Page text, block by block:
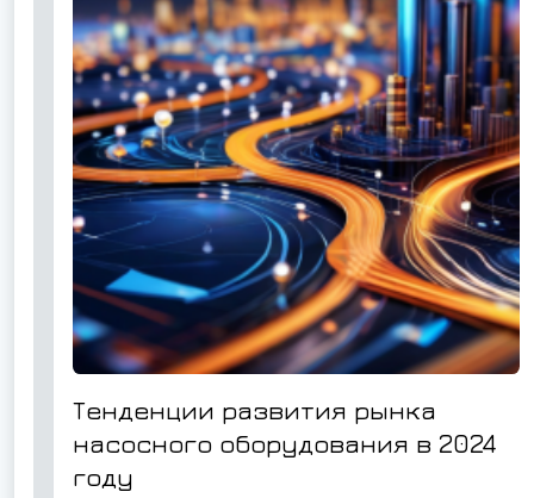
Тенденции развития рынка
насосного оборудования в 2024
году